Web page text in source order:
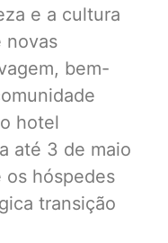
e a cultura
novas
bem-
hotel
até 3 de maio
hóspedes
transição